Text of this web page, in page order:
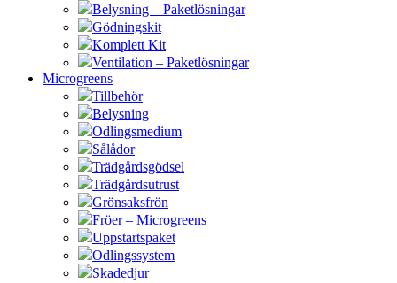
Belysning – Paketlösningar
Gödningskit
Komplett Kit
Ventilation – Paketlösningar
Microgreens
Tillbehör
Belysning
Odlingsmedium
Sålådor
Trädgårdsgödsel
Trädgårdsutrust
Grönsaksfrön
Fröer – Microgreens
Uppstartspaket
Odlingssystem
Skadedjur